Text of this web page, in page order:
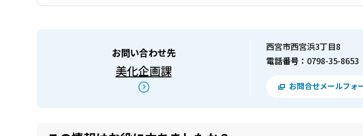
お問い合わせ先
美化企画課
西宮市西宮浜3丁目8
電話番号： 0798-35-8653
お問合せメールフォ